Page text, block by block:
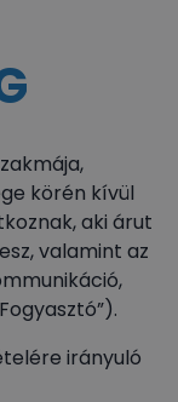
körén kívül
aki árut
valamint az
irányuló